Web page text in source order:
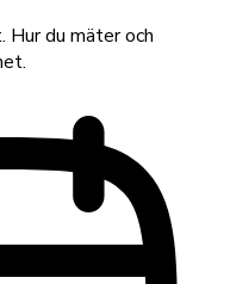
Hur du mäter och